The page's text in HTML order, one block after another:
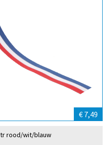
€ 7,49
rood/wit/blauw